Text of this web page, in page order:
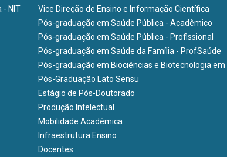
- NIT
Vice Direção de Ensino e Informação Científica
Pós-graduação em Saúde Pública - Acadêmico
Pós-graduação em Saúde Pública - Profissional
Pós-graduação em Saúde da Família - ProfSaúde
Pós-graduação em Biociências e Biotecnologia em
Pós-Graduação Lato Sensu
Estágio de Pós-Doutorado
Produção Intelectual
Mobilidade Acadêmica
Infraestrutura Ensino
Docentes